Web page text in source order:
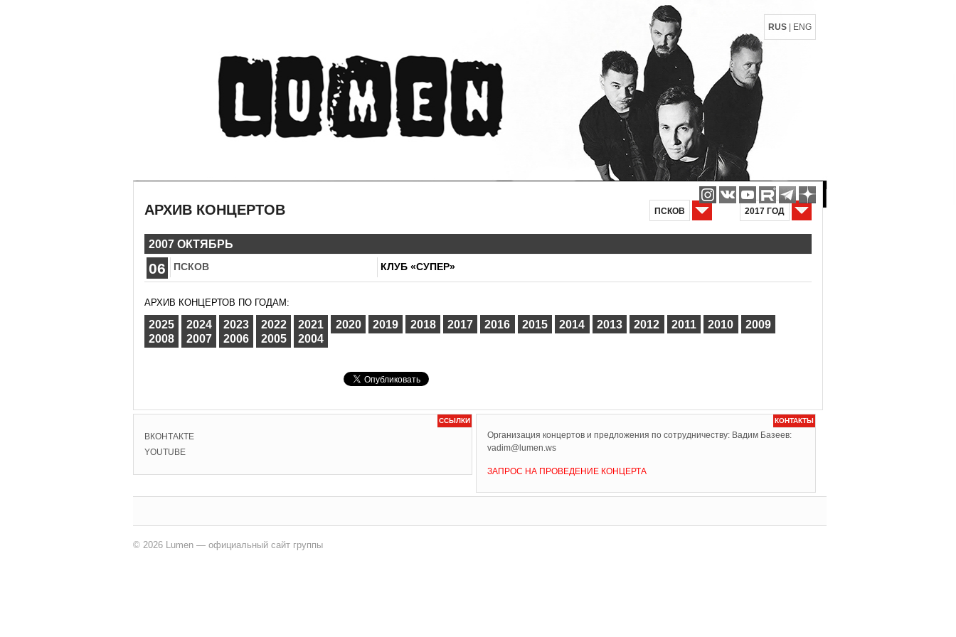
RUS ENG
АРХИВ КОНЦЕРТОВ 2017 ГОД
ПСКОВ
2007 ОКТЯБРЬ
06 ПСКОВ КЛУБ «СУПЕР»
АРХИВ КОНЦЕРТОВ ПО ГОДАМ:
2025 2024 2023 2022 2021 2020 2019 2018 2017 2016 2015 2014 2013 2012 2011 2010
2009
2008
2007 2006 2005 2004
ССЫЛКИ
ВКОНТАКТЕ
YOUTUBE
КОНТАКТЫ
Организация концертов и предложения по сотрудничеству: Вадим Базеев:
vadim@lumen.ws
ЗАПРОС НА ПРОВЕДЕНИЕ КОНЦЕРТА
© 2026 Lumen — официальный сайт группы